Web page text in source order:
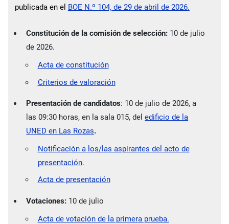
publicada en el BOE N.º 104, de 29 de abril de 2026.
Constitución de la comisión de selección: 10 de julio
de 2026.
Acta de constitución
Criterios de valoración
Presentación de candidatos: 10 de julio de 2026, a
las 09:30 horas, en la sala 015, deledificio de la
UNED en Las Rozas.
Notificación a los/las aspirantes del acto de
presentación.
Acta de presentación
Votaciones: 10 de julio
Acta de votación de la primera prueba.